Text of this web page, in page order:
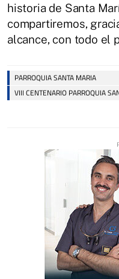
historia de Santa
compartiremos,
alcance, con todo el
PARROQUIA SANTA MARIA
VIII CENTENARIO PARROQUIA